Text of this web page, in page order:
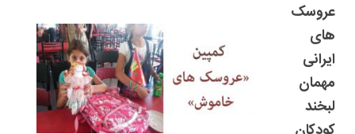
عروسک
های
ایرانی
مهمان
لبخند